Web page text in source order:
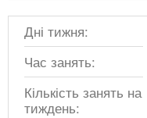
Дні тижня:
Час занять:
Кількість занять на
тиждень: